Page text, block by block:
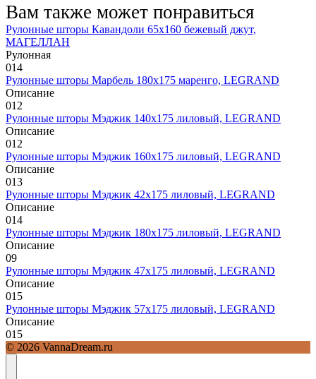
Вам также может понравиться
Рулонные шторы Кавандоли 65х160 бежевый джут,
МАГЕЛЛАН
Рулонная
014
Рулонные шторы Марбель 180х175 маренго, LEGRAND
Описание
012
Рулонные шторы Мэджик 140х175 лиловый, LEGRAND
Описание
012
Рулонные шторы Мэджик 160х175 лиловый, LEGRAND
Описание
013
Рулонные шторы Мэджик 42х175 лиловый, LEGRAND
Описание
014
Рулонные шторы Мэджик 180х175 лиловый, LEGRAND
Описание
09
Рулонные шторы Мэджик 47х175 лиловый, LEGRAND
Описание
015
Рулонные шторы Мэджик 57х175 лиловый, LEGRAND
Описание
015
© 2026 VannaDream.ru